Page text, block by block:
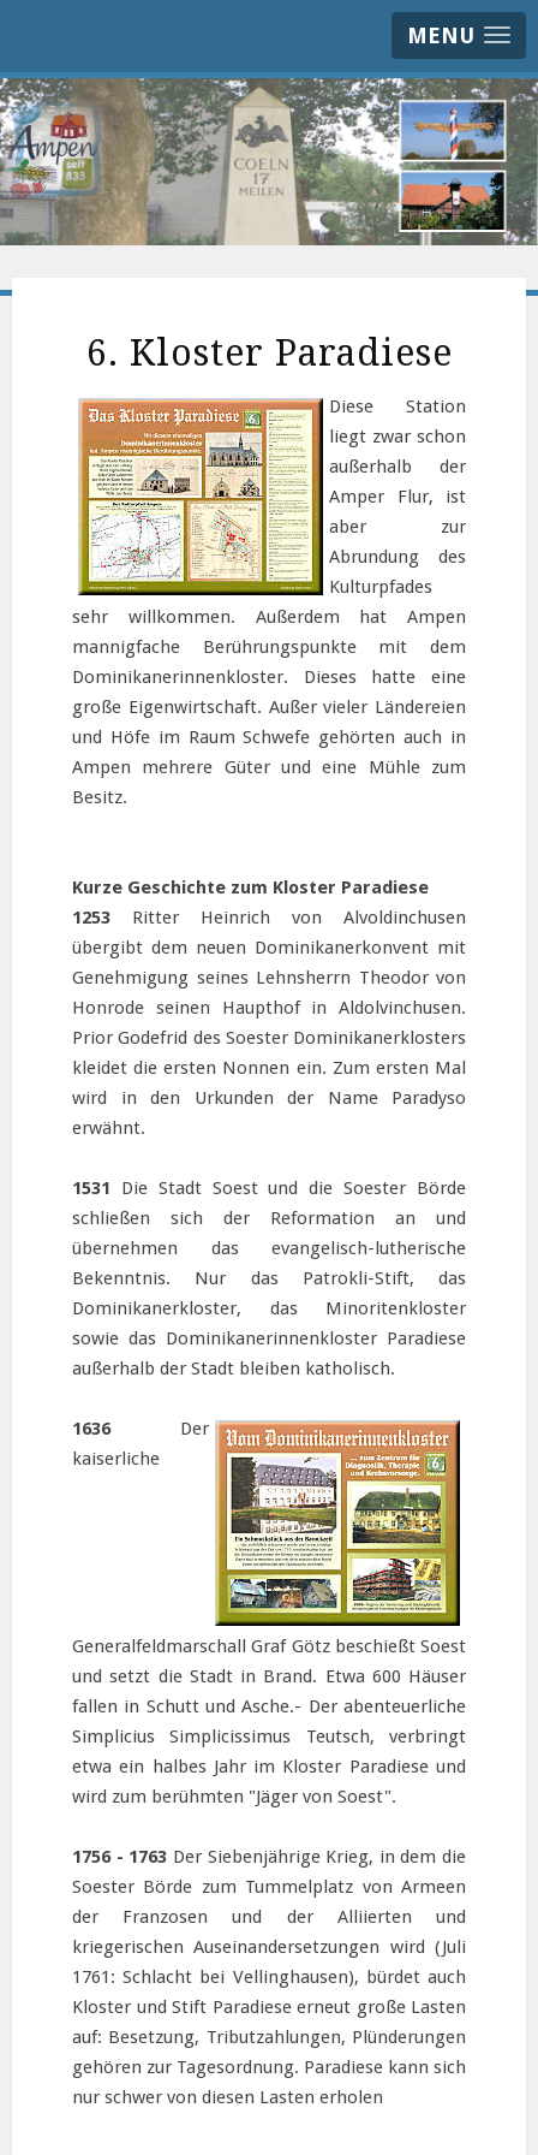
MENU
6. Kloster Paradiese
Diese Station
liegt zwar schon
außerhalb der
Amper Flur, ist
aber zur
Abrundung des
Kulturpfades
sehr willkommen. Außerdem hat Ampen
mannigfache Berührungspunkte mit dem
Dominikanerinnenkloster. Dieses hatte eine
große Eigenwirtschaft. Außer vieler Ländereien
und Höfe im Raum Schwefe gehörten auch in
Ampen mehrere Güter und eine Mühle zum
Besitz.
Kurze Geschichte zum Kloster Paradiese
1253 Ritter Heinrich von Alvoldinchusen
übergibt dem neuen Dominikanerkonvent mit
Genehmigung seines Lehnsherrn Theodor von
Honrode seinen Haupthof in Aldolvinchusen.
Prior Godefrid des Soester Dominikanerklosters
kleidet die ersten Nonnen ein. Zum ersten Mal
wird in den Urkunden der Name Paradyso
erwähnt.
1531 Die Stadt Soest und die Soester Börde
schließen sich der Reformation an und
übernehmen das evangelisch-lutherische
Bekenntnis. Nur das Patrokli-Stift, das
Dominikanerkloster, das Minoritenkloster
sowie das Dominikanerinnenkloster Paradiese
außerhalb der Stadt bleiben katholisch.
1636Der
kaiserliche
Generalfeldmarschall Graf Götz beschießt Soest
und setzt die Stadt in Brand. Etwa 600 Häuser
fallen in Schutt und Asche.- Der abenteuerliche
Simplicius Simplicissimus Teutsch, verbringt
etwa ein halbes Jahr im Kloster Paradiese und
wird zum berühmten "Jäger von Soest".
1756 - 1763 Der Siebenjährige Krieg, in dem die
Soester Börde zum Tummelplatz von Armeen
der Franzosen und der Alliierten und
kriegerischen Auseinandersetzungen wird (Juli
1761: Schlacht bei Vellinghausen), bürdet auch
Kloster und Stift Paradiese erneut große Lasten
auf: Besetzung, Tributzahlungen, Plünderungen
gehören zur Tagesordnung. Paradiese kann sich
nur schwer von diesen Lasten erholen